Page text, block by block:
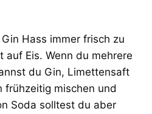
Hass immer frisch zu
auf Eis. Wenn du mehrere
du Gin, Limettensaft
frühzeitig mischen und
Soda solltest du aber